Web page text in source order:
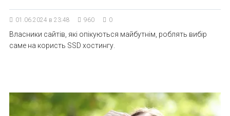
01.06.2024 в 23:48 960 0
Власники сайтів, які опікуються майбутнім, роблять вибір
саме на користь SSD хостингу.